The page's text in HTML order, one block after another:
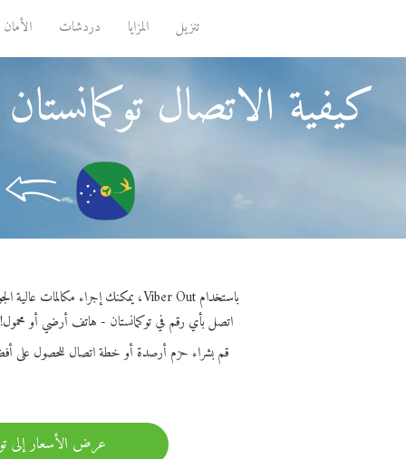
تنزيل المزايا دردشات الأمان
كيفية الاتصال
باستخدام Viber Out، يمكنك إجراء مكالمات عالية الجودة إلى توكمانستان من جزيرة كريسماس.
اتصل بأي رقم في توكمانستان - هاتف أرضي أو محمول! - بداية من 17.4
قم بشراء حزم أرصدة أو خطة اتصال للحصول على
عرض الأسعار إلى